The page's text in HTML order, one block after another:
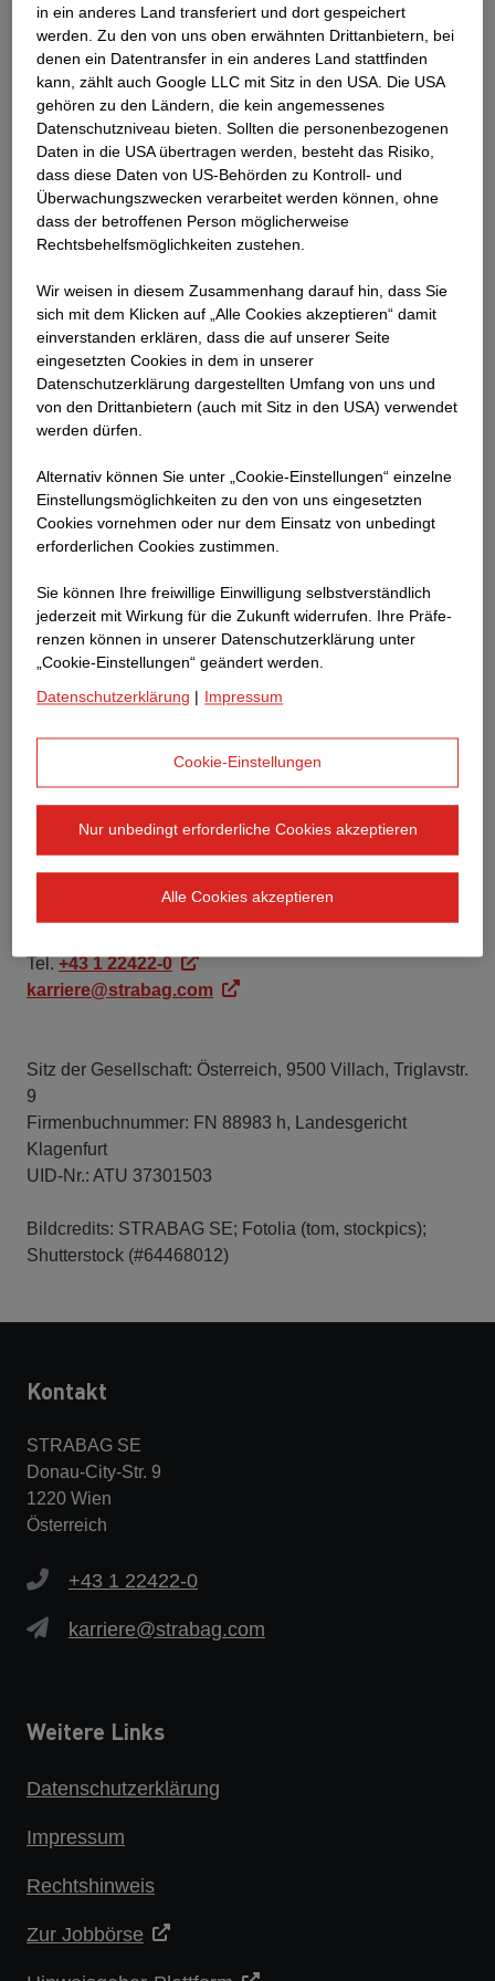
Haftung für Schäden, die - aus welchem Grund auch
immer - im Zusammenhang mit dem Gebrauch der auf
unserer Webseite bereitgestellten Informationen
entstanden sind, im gesetzlich zulässigen Umfang ab.
Sofern nicht anderweitig gekennzeichnet, liegt das
Urheberrecht der bereitgestellten Dokumente und der
dafür verwendeten Materialien ausschließlich bei
unserem Unternehmen. Durch die Verwendung unserer
Webseite wird niemandem ein Recht, in welcher Form
Gebrauch hinausgehende sonstige Verwendung (etwa
zu gewerblichen Zwecken) ist nicht gestattet, es sei
denn, Ihnen ist für unsere Inhalte von uns die schriftliche
Zustimmung hierzu ausdrücklich erteilt worden.
Sofern wir mittels elektronischen Verweises (Links)
indirekt eröffnen, wird festgehalten, dass wir für den
Inhalt dieser Webseiten keine Verantwortung
übernehmen können.
Aufgrund des ausschließlich informativen Charakters
dieser Webseite wird besonders betont, dass eine
rechtsgeschäftliche Bindung unseres Unternehmens
oder sonstige Verpflichtung, in welcher Form auch
immer, allein aufgrund der hier zur Verfügung gestellten
STRABAG SE
People & Culture Development
Donau-City-Str. 9
Tel.+43 1 22422-0
karriere@strabag.com
Sitz der Gesellschaft: Österreich, 9500 Villach, Triglavstr.
9
Firmenbuchnummer: FN 88983 h, Landesgericht
Klagenfurt
UID-Nr.: ATU 37301503
Bildcredits: STRABAG SE; Fotolia (tom, stockpics);
Shutterstock (#64468012)
Kontakt
STRABAG SE
Donau-City-Str. 9
1220 Wien
Österreich
+43 1 22422-0
karriere@strabag.com
Weitere Links
Datenschutzerklärung
Impressum
Rechtshinweis
Zur Jobbörse
in ein anderes Land transferiert und dort gespeichert
werden. Zu den von uns oben erwähnten Drittanbietern, bei
denen ein Datentransfer in ein anderes Land stattfinden
kann, zählt auch Google LLC mit Sitz in den USA. Die USA
gehören zu den Ländern, die kein angemessenes
Datenschutzniveau bieten. Sollten die personenbezogenen
Daten in die USA übertragen werden, besteht das Risiko,
dass diese Daten von US-Behörden zu Kontroll- und
Überwachungszwecken verarbeitet werden können, ohne
dass der betroffenen Person möglicherweise
Rechtsbehelfsmöglichkeiten zustehen.
Wir weisen in diesem Zusammenhang darauf hin, dass Sie
sich mit dem Klicken auf „Alle Cookies akzeptieren“ damit
ein­ver­standen erklären, dass die auf unserer Seite
eingesetzten Cookies in dem in unserer
Datenschutzerklärung dargestellten Umfang von uns und
von den Drittanbietern (auch mit Sitz in den USA) verwendet
werden dürfen.
Alternativ können Sie unter „Cookie-Einstellungen“ einzelne
Einstellungsmöglichkeiten zu den von uns eingesetzten
Cookies vornehmen oder nur dem Einsatz von unbedingt
erforderlichen Cookies zustimmen.
Sie können Ihre freiwillige Einwilligung selbstverständlich
jederzeit mit Wirkung für die Zukunft widerrufen. Ihre Prä­fe­
renzen können in unserer Datenschutzerklärung unter
„Cookie-Einstellungen“ geändert werden.
Datenschutzerklärung
Impressum
Cookie-Einstellungen
Nur unbedingt erforderliche Cookies akzeptieren
Alle Cookies akzeptieren